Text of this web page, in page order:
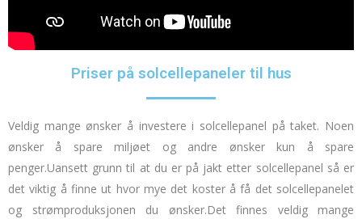
Priser på solcellepaneler til hus
Veldig mange ønsker å investere i solcellepanel på taket. Noen
ønsker å spare miljøet og andre ønsker kun å spare
penger.Uansett grunn til at du er på jakt etter solcellepanel så er
det viktig å finne ut hvor mye det koster å få det solcellepanelet
og strømproduksjonen du ønsker.Det finnes veldig mange